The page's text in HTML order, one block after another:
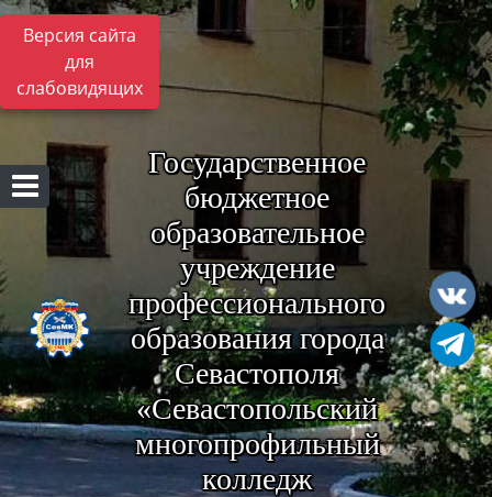
Версия сайта
для
слабовидящих
Государственное
бюджетное
образовательное
учреждение
профессионального
образования города
Севастополя
«Севастопольский
многопрофильный
колледж